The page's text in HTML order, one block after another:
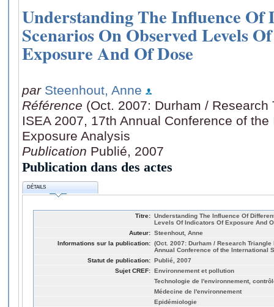
Understanding The Influence Of
Scenarios On Observed Levels
Exposure And Of Dose
par Steenhout, Anne
Référence (Oct. 2007: Durham / Research
ISEA 2007, 17th Annual Conference of
Exposure Analysis
Publication Publié, 2007
Publication dans des actes
DÉTAILS
Titre: Understanding The Influence Of
Levels Of Indicators Of Exposure And
Auteur: Steenhout, Anne
Informations sur la publication: (Oct. 2007: Durham / Research Triangle
Annual Conference of the International
Statut de publication: Publié, 2007
Sujet CREF: Environnement et pollution
Technologie de l'environnement,
Médecine de l'environnement
Epidémiologie